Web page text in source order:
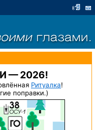
— 2026!
Ритуалка!
поправки.)